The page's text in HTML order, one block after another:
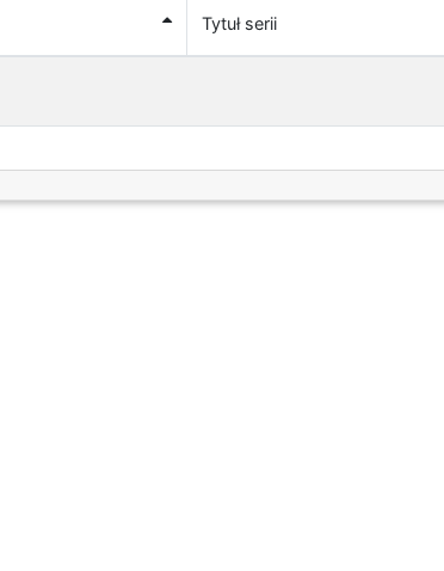
Tytuł serii